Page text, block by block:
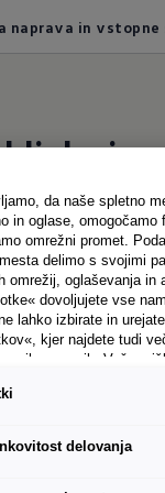
naprava in vstopne
kosov tovora.
furgon je
dodatna
za vleko prikolic
tega vam opcijske
in
vlečna kljuka s
da naše spletno
in oglase, omogočamo
omrežni promet.
delimo s svojimi
omrežij, oglaševanja in
dovoljujete vse
lahko izbirate in
kjer najdete tudi
namenih. Več o
delovanja